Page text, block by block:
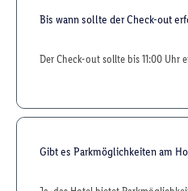
Bis wann sollte der Check-out
Der Check-out sollte bis 11:00 Uhr
Gibt es Parkmöglichkeiten am